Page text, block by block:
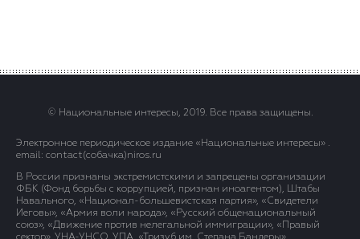
© Национальные интересы, 2019. Все права защищены.
Электронное периодическое издание «Национальные интересы» .
email: contact(сoбaчка)niros.ru
В России признаны экстремистскими и запрещены организации
ФБК (Фонд борьбы с коррупцией, признан иноагентом), Штабы
Навального, «Национал-большевистская партия», «Свидетели
Иеговы», «Армия воли народа», «Русский общенациональный
союз», «Движение против нелегальной иммиграции», «Правый